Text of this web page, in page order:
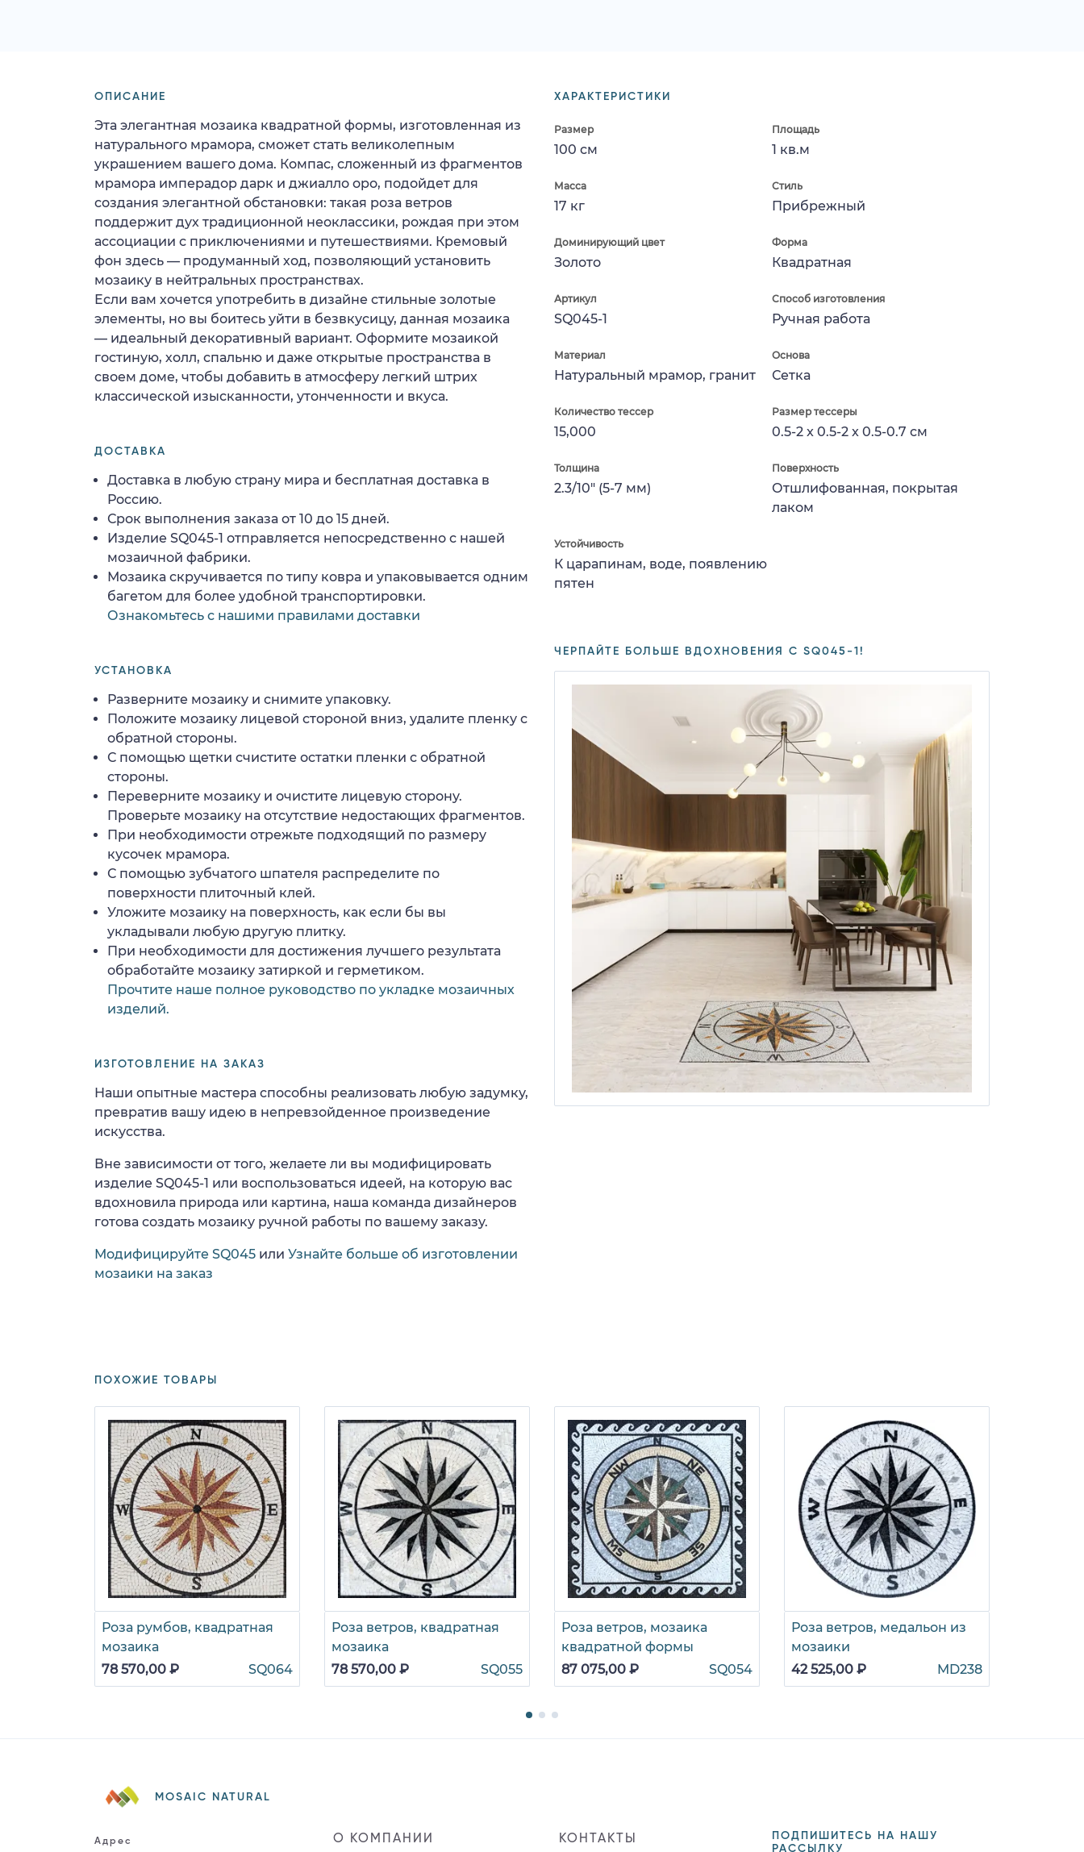
ХАРАКТЕРИСТИКИ
Размер
100 см
Площадь
1 кв.м
Масса
17 кг
Стиль
Прибрежный
Доминирующий цвет
Золото
Форма
Квадратная
Артикул
SQ045-1
Способ изготовления
Ручная работа
Материал
Натуральный мрамор, гранит
Основа
Сетка
Количество тессер
15,000
Размер тессеры
0.5-2 x 0.5-2 x 0.5-0.7 см
Толщина
2.3/10" (5-7 мм)
Поверхность
Отшлифованная, покрытая
лаком
Устойчивость
К царапинам, воде, появлению
пятен
ЧЕРПАЙТЕ БОЛЬШЕ ВДОХНОВЕНИЯ С SQ045-1!
ОПИСАНИЕ
Эта элегантная мозаика квадратной формы, изготовленная из
натурального мрамора, сможет стать великолепным
украшением вашего дома. Компас, сложенный из фрагментов
мрамора имперадор дарк и джиалло оро, подойдет для
создания элегантной обстановки: такая роза ветров
поддержит дух традиционной неоклассики, рождая при этом
ассоциации с приключениями и путешествиями. Кремовый
фон здесь — продуманный ход, позволяющий установить
мозаику в нейтральных пространствах.
Если вам хочется употребить в дизайне стильные золотые
элементы, но вы боитесь уйти в безвкусицу, данная мозаика
— идеальный декоративный вариант. Оформите мозаикой
гостиную, холл, спальню и даже открытые пространства в
своем доме, чтобы добавить в атмосферу легкий штрих
классической изысканности, утонченности и вкуса.
ДОСТАВКА
Доставка в любую страну мира и бесплатная доставка в
Россию.
Срок выполнения заказа от 10 до 15 дней.
Изделие SQ045-1 отправляется непосредственно с нашей
мозаичной фабрики.
Мозаика скручивается по типу ковра и упаковывается одним
багетом для более удобной транспортировки.
Ознакомьтесь с нашими правилами доставки
УСТАНОВКА
Разверните мозаику и снимите упаковку.
Положите мозаику лицевой стороной вниз, удалите пленку с
обратной стороны.
С помощью щетки счистите остатки пленки с обратной
стороны.
Переверните мозаику и очистите лицевую сторону.
Проверьте мозаику на отсутствие недостающих фрагментов.
При необходимости отрежьте подходящий по размеру
кусочек мрамора.
С помощью зубчатого шпателя распределите по
поверхности плиточный клей.
Уложите мозаику на поверхность, как если бы вы
укладывали любую другую плитку.
При необходимости для достижения лучшего результата
обработайте мозаику затиркой и герметиком.
Прочтите наше полное руководство по укладке мозаичных
изделий.
ИЗГОТОВЛЕНИЕ НА ЗАКАЗ
Наши опытные мастера способны реализовать любую задумку,
превратив вашу идею в непревзойденное произведение
искусства.
Вне зависимости от того, желаете ли вы модифицировать
изделие SQ045-1 или воспользоваться идеей, на которую вас
вдохновила природа или картина, наша команда дизайнеров
готова создать мозаику ручной работы по вашему заказу.
Модифицируйте SQ045 или Узнайте больше об изготовлении
мозаики на заказ
ПОХОЖИЕ ТОВАРЫ
Роза румбов, квадратная
мозаика
78 570,00 ₽
SQ064
Роза ветров, квадратная
мозаика
78 570,00 ₽
SQ055
Роза ветров, мозаика
квадратной формы
87 075,00 ₽
SQ054
Роза ветров, медальон из
мозаики
42 525,00 ₽
MD238
MOSAIC NATURAL
Адрес О КОМПАНИИ КОНТАКТЫ
ПОДПИШИТЕСЬ НА НАШУ
РАССЫЛКУ